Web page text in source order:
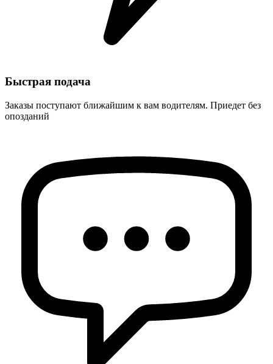
Быстрая подача
Заказы поступают ближайшим к вам водителям. Приедет без
опозданий